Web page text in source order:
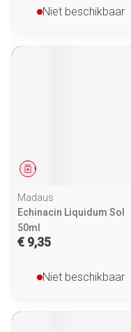
Niet beschikbaar
Geneesmiddel
Madaus
Echinacin Liquidum Sol
50ml
€ 9,35
Niet beschikbaar